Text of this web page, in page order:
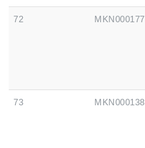
72 MKN000177
73 MKN000138